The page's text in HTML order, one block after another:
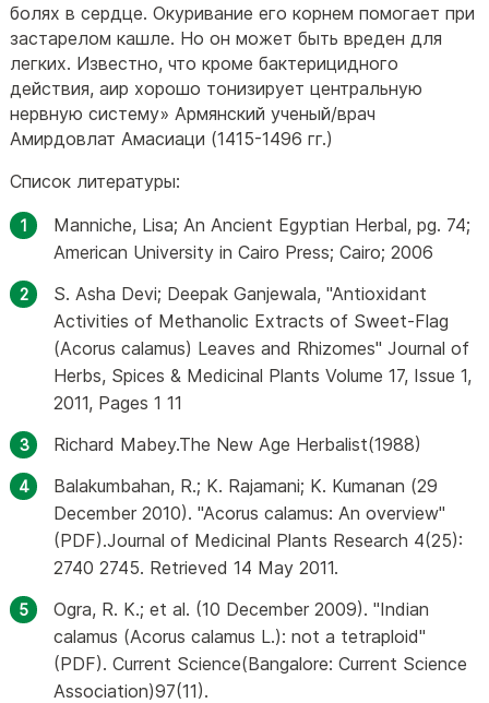
болях в сердце. Окуривание его корнем помогает при
застарелом кашле. Но он может быть вреден для
легких. Известно, что кроме бактерицидного
действия, аир хорошо тонизирует центральную
нервную систему» Армянский ученый/врач
Амирдовлат Амасиаци (1415-1496 гг.)
Список литературы:
Manniche, Lisa; An Ancient Egyptian Herbal, pg. 74;
American University in Cairo Press; Cairo; 2006
S. Asha Devi; Deepak Ganjewala, "Antioxidant
Activities of Methanolic Extracts of Sweet-Flag
(Acorus calamus) Leaves and Rhizomes" Journal of
Herbs, Spices & Medicinal Plants Volume 17, Issue 1,
2011, Pages 1 11
Richard Mabey.The New Age Herbalist(1988)
Balakumbahan, R.; K. Rajamani; K. Kumanan (29
December 2010). "Acorus calamus: An overview"
(PDF).Journal of Medicinal Plants Research 4(25):
2740 2745. Retrieved 14 May 2011.
Ogra, R. K.; et al. (10 December 2009). "Indian
calamus (Acorus calamus L.): not a tetraploid"
(PDF). Current Science(Bangalore: Current Science
Association)97(11).